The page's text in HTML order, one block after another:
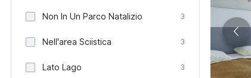
Non In Un Parco Natalizio 3
Nell'area Sciistica 3
Lato Lago 3